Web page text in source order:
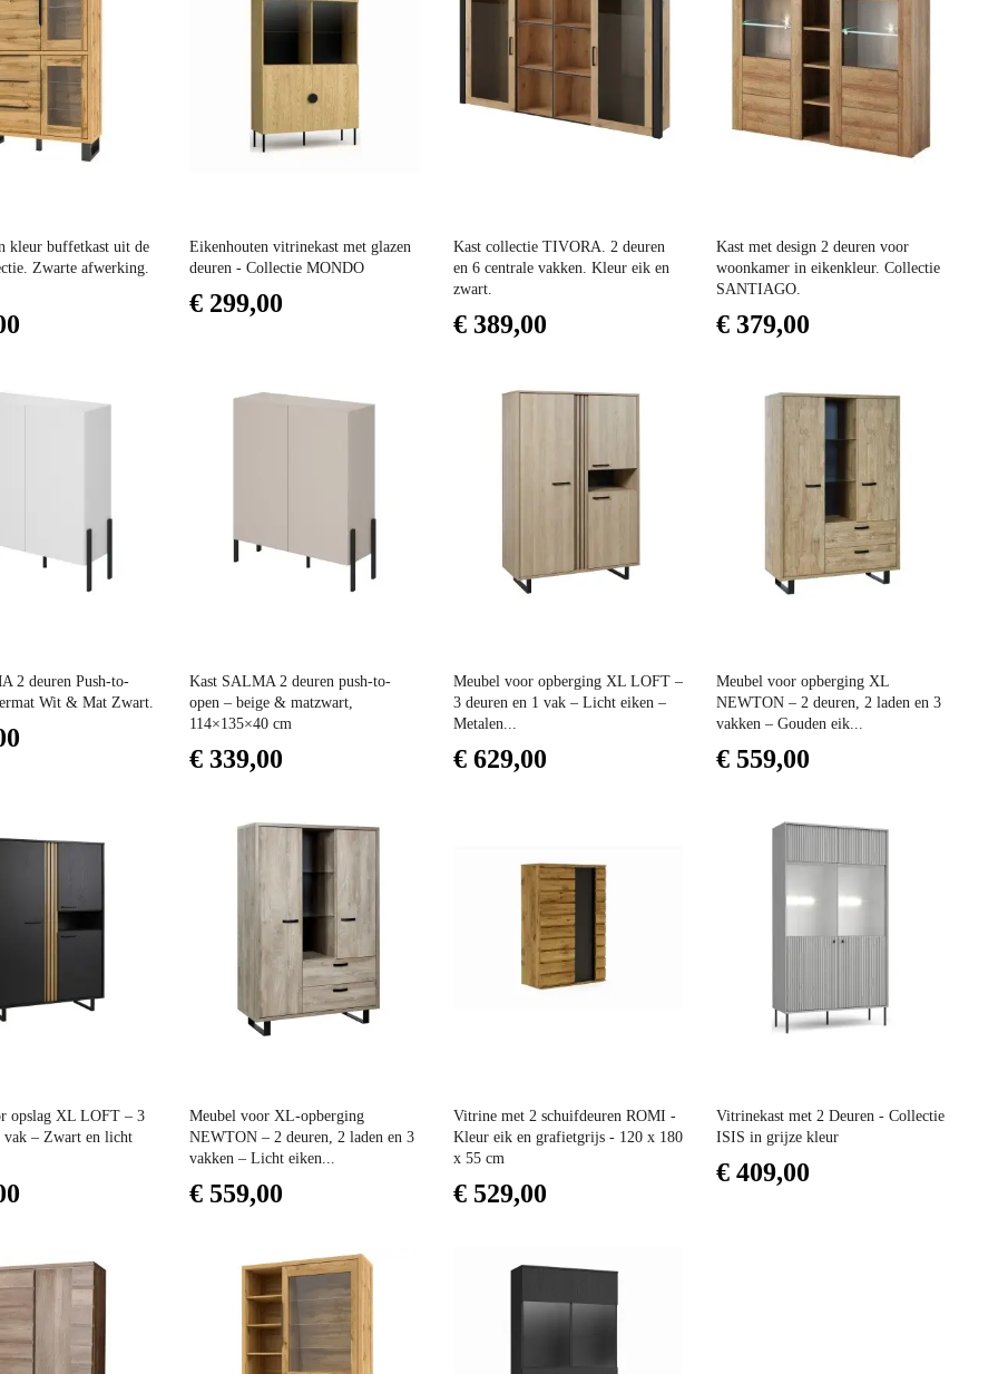
kleur buffetkast uit de
Zwarte afwerking.
Eikenhouten vitrinekast met glazen
deuren - Collectie MONDO
€ 299,00
Kast collectie TIVORA. 2 deuren
en 6 centrale vakken. Kleur eik en
zwart.
€ 389,00
Kast met design 2 deuren voor
woonkamer in eikenkleur. Collectie
SANTIAGO.
€ 379,00
2 deuren Push-to-
Wit & Mat Zwart.
Kast SALMA 2 deuren push-to-
open – beige & matzwart,
114×135×40 cm
€ 339,00
Meubel voor opberging XL LOFT –
3 deuren en 1 vak – Licht eiken –
Metalen...
€ 629,00
Meubel voor opberging XL
NEWTON – 2 deuren, 2 laden en 3
vakken – Gouden eik...
€ 559,00
opslag XL LOFT – 3
vak – Zwart en licht
Meubel voor XL-opberging
NEWTON – 2 deuren, 2 laden en 3
vakken – Licht eiken...
€ 559,00
Vitrine met 2 schuifdeuren ROMI -
Kleur eik en grafietgrijs - 120 x 180
x 55 cm
€ 529,00
Vitrinekast met 2 Deuren - Collectie
ISIS in grijze kleur
€ 409,00